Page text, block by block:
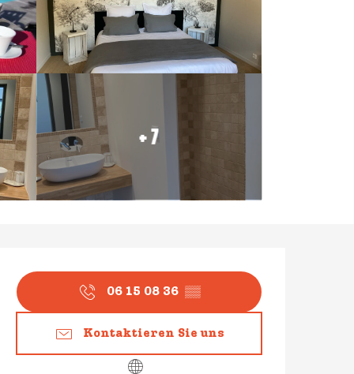
+ 7
Öffnungszeiten &
06 15 08 36 ▒▒
Kontaktieren Sie uns